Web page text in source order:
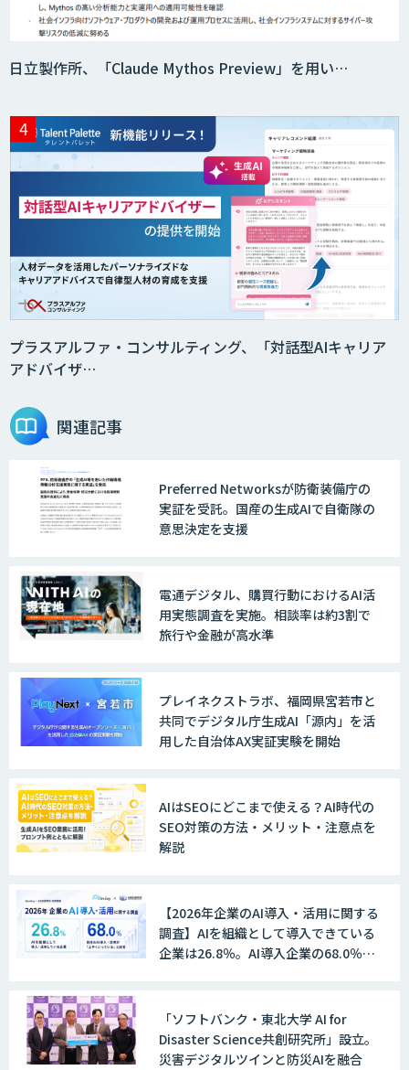
secondz Agentsense
Smart Search
法人向けAIエージェント「OfficeAI社
2層ナレッジ×AIで顧客コミュニケーシ
ョンを効率化「ZEROCK」
戦略策定から実装まで一気通貫のAIエー
ジェント開発
WARP NEXT
LINE WORKS AiNote
Explaza 生成AI Partner｜AIエージェン
GENIEE SFA/CRM
WAN-RECORD Plus
Explaza 生成AI Partner | AX
日立製作所、「Claude Mythos Preview」を用い…
プラスアルファ・コンサルティング、「対話型AIキャリア
アドバイザ…
関連記事
Preferred Networksが防衛装備庁の
実証を受託。国産の生成AIで自衛隊の
意思決定を支援
電通デジタル、購買行動におけるAI活
用実態調査を実施。相談率は約3割で
旅行や金融が高水準
プレイネクストラボ、福岡県宮若市と
共同でデジタル庁生成AI「源内」を活
用した自治体AX実証実験を開始
AIはSEOにどこまで使える？AI時代の
SEO対策の方法・メリット・注意点を
解説
【2026年企業のAI導入・活用に関する
調査】AIを組織として導入できている
企業は26.8％。AI導入企業の68.0％
「ソフトバンク・東北大学 AI for
Disaster Science共創研究所」設立。
災害デジタルツインと防災AIを融合